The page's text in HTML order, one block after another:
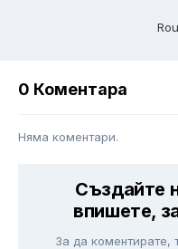
0 Коментара
Няма коментари.
Създайте
впишете,
За да коментирате,